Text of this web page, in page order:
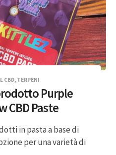
CBD, TERPENI
Purple
CBD Paste
in pasta a base di
per una varietà di